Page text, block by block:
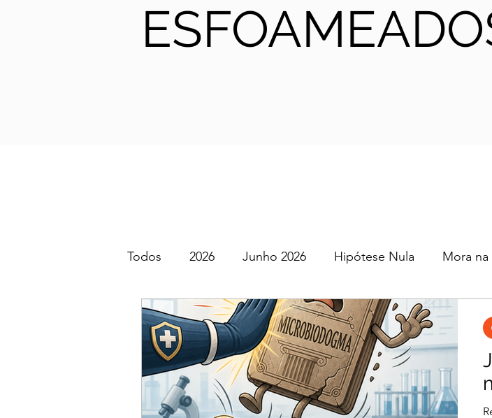
Todos 2026 Junho 2026 Hipótese Nula Mora na
SGEM PT Podcast 2025 2024 2023 2022
ACC Maio 2026 Abril 2026 Março 2026